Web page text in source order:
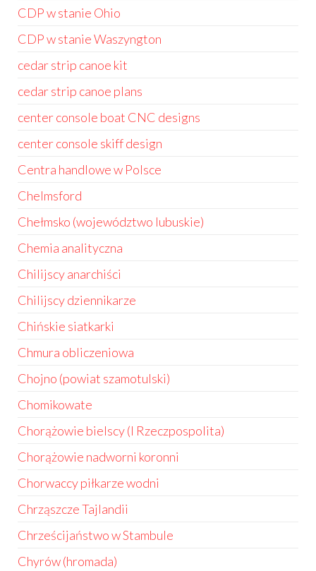
CDP w stanie Ohio
CDP w stanie Waszyngton
cedar strip canoe kit
cedar strip canoe plans
center console boat CNC designs
center console skiff design
Centra handlowe w Polsce
Chelmsford
Chełmsko (województwo lubuskie)
Chemia analityczna
Chilijscy anarchiści
Chilijscy dziennikarze
Chińskie siatkarki
Chmura obliczeniowa
Chojno (powiat szamotulski)
Chomikowate
Chorążowie bielscy (I Rzeczpospolita)
Chorążowie nadworni koronni
Chorwaccy piłkarze wodni
Chrząszcze Tajlandii
Chrześcijaństwo w Stambule
Chyrów (hromada)